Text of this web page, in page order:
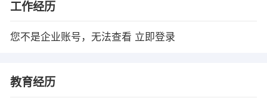
工作经历
您不是企业账号，无法查看 立即登录
教育经历